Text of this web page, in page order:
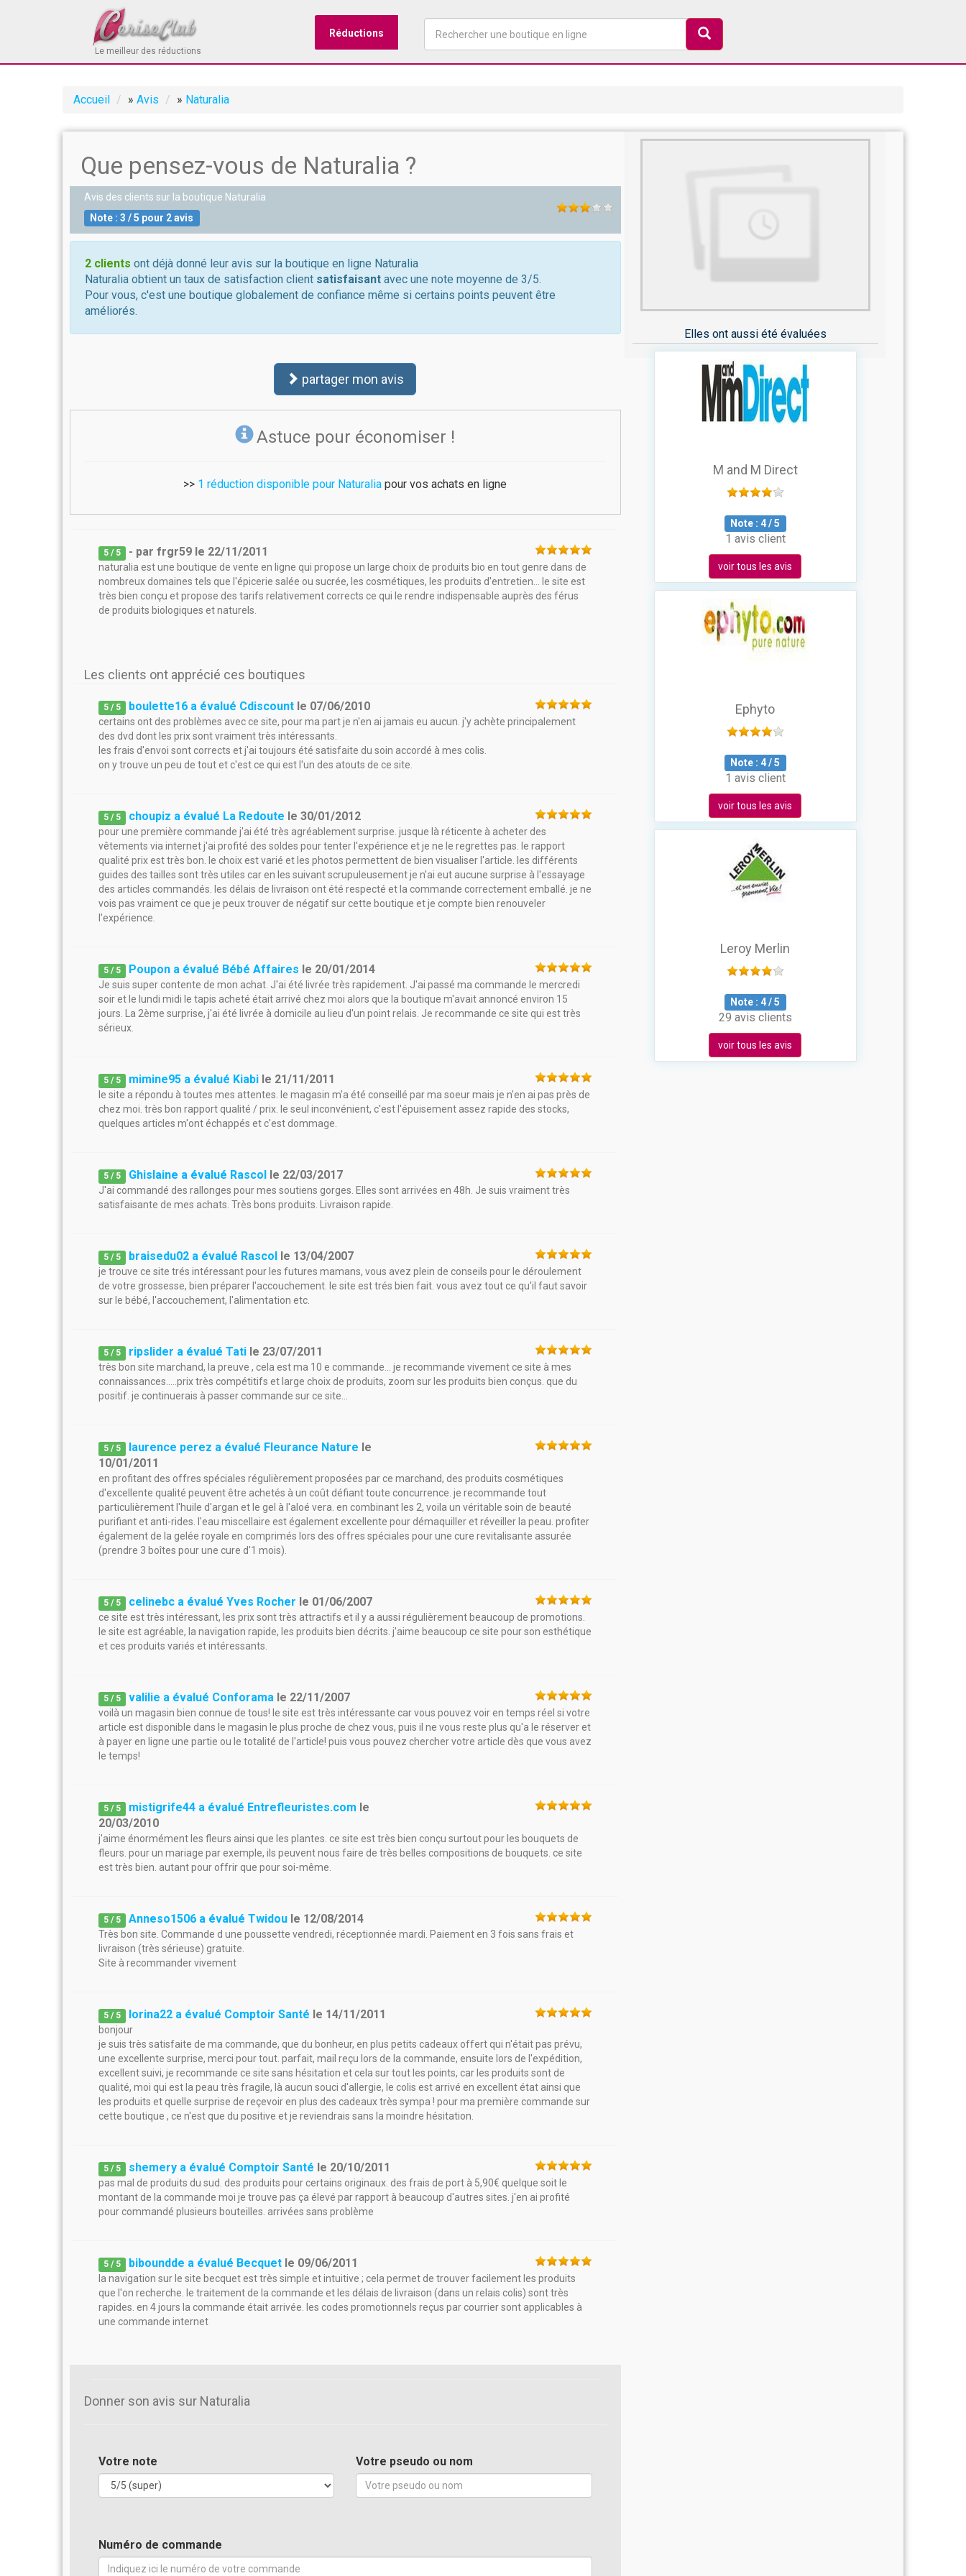
Le meilleur des réductions
Réductions
Accueil » Avis » Naturalia
Que pensez-vous de Naturalia ?
Avis des clients sur la boutique Naturalia
Note :3 /5 pour 2avis
2 clients ont déjà donné leur avis sur la boutique en ligne Naturalia
Naturalia obtient un taux de satisfaction client satisfaisant avec une note moyenne de 3/5.
Pour vous, c'est une boutique globalement de confiance même si certains points peuvent être
améliorés.
partager mon avis
Astuce pour économiser !
>> 1 réduction disponible pour Naturalia pour vos achats en ligne
5 / 5 - parfrgr59 le 22/11/2011
naturalia est une boutique de vente en ligne qui propose un large choix de produits bio en tout genre dans de
nombreux domaines tels que l'épicerie salée ou sucrée, les cosmétiques, les produits d'entretien... le site est
très bien conçu et propose des tarifs relativement corrects ce qui le rendre indispensable auprès des férus
de produits biologiques et naturels.
Les clients ont apprécié ces boutiques
5 / 5 boulette16 a évalué Cdiscount le 07/06/2010
certains ont des problèmes avec ce site, pour ma part je n'en ai jamais eu aucun. j'y achète principalement
des dvd dont les prix sont vraiment très intéressants.
les frais d'envoi sont corrects et j'ai toujours été satisfaite du soin accordé à mes colis.
on y trouve un peu de tout et c'est ce qui est l'un des atouts de ce site.
5 / 5 choupiz a évalué La Redoute le30/01/2012
pour une première commande j'ai été très agréablement surprise. jusque là réticente à acheter des
vêtements via internet j'ai profité des soldes pour tenter l'expérience et je ne le regrettes pas. le rapport
qualité prix est très bon. le choix est varié et les photos permettent de bien visualiser l'article. les différents
guides des tailles sont très utiles car en les suivant scrupuleusement je n'ai eut aucune surprise à l'essayage
des articles commandés. les délais de livraison ont été respecté et la commande correctement emballé. je ne
vois pas vraiment ce que je peux trouver de négatif sur cette boutique et je compte bien renouveler
l'expérience.
5 / 5 Poupon a évalué Bébé Affaires le 20/01/2014
Je suis super contente de mon achat. J'ai été livrée très rapidement. J'ai passé ma commande le mercredi
soir et le lundi midi le tapis acheté était arrivé chez moi alors que la boutique m'avait annoncé environ 15
jours. La 2ème surprise, j'ai été livrée à domicile au lieu d'un point relais. Je recommande ce site qui est très
sérieux.
5 / 5 mimine95 a évalué Kiabi le 21/11/2011
le site a répondu à toutes mes attentes. le magasin m'a été conseillé par ma soeur mais je n'en ai pas près de
chez moi. très bon rapport qualité / prix. le seul inconvénient, c'est l'épuisement assez rapide des stocks,
quelques articles m'ont échappés et c'est dommage.
5 / 5 Ghislaine a évalué Rascol le 22/03/2017
J'ai commandé des rallonges pour mes soutiens gorges. Elles sont arrivées en 48h. Je suis vraiment très
satisfaisante de mes achats. Très bons produits. Livraison rapide.
5 / 5 braisedu02 a évalué Rascol le 13/04/2007
je trouve ce site trés intéressant pour les futures mamans, vous avez plein de conseils pour le déroulement
de votre grossesse, bien préparer l'accouchement. le site est trés bien fait. vous avez tout ce qu'il faut savoir
sur le bébé, l'accouchement, l'alimentation etc.
5 / 5 ripslider a évalué Tati le 23/07/2011
très bon site marchand, la preuve , cela est ma 10 e commande... je recommande vivement ce site à mes
connaissances.....prix très compétitifs et large choix de produits, zoom sur les produits bien conçus. que du
positif. je continuerais à passer commande sur ce site...
5 / 5 laurence perez a évalué Fleurance Nature le
10/01/2011
en profitant des offres spéciales régulièrement proposées par ce marchand, des produits cosmétiques
d'excellente qualité peuvent être achetés à un coût défiant toute concurrence. je recommande tout
particulièrement l'huile d'argan et le gel à l'aloé vera. en combinant les 2, voila un véritable soin de beauté
purifiant et anti-rides. l'eau miscellaire est également excellente pour démaquiller et réveiller la peau. profiter
également de la gelée royale en comprimés lors des offres spéciales pour une cure revitalisante assurée
(prendre 3 boîtes pour une cure d'1 mois).
5 / 5 celinebc a évalué Yves Rocher le 01/06/2007
ce site est très intéressant, les prix sont très attractifs et il y a aussi régulièrement beaucoup de promotions.
le site est agréable, la navigation rapide, les produits bien décrits. j'aime beaucoup ce site pour son esthétique
et ces produits variés et intéressants.
5 / 5 valilie a évalué Conforama le 22/11/2007
voilà un magasin bien connue de tous! le site est très intéressante car vous pouvez voir en temps réel si votre
article est disponible dans le magasin le plus proche de chez vous, puis il ne vous reste plus qu'a le réserver et
à payer en ligne une partie ou le totalité de l'article! puis vous pouvez chercher votre article dès que vous avez
le temps!
5 / 5 mistigrife44 a évalué Entrefleuristes.com le
20/03/2010
j'aime énormément les fleurs ainsi que les plantes. ce site est très bien conçu surtout pour les bouquets de
fleurs. pour un mariage par exemple, ils peuvent nous faire de très belles compositions de bouquets. ce site
est très bien. autant pour offrir que pour soi-même.
5 / 5 Anneso1506 a évalué Twidou le 12/08/2014
Très bon site. Commande d une poussette vendredi, réceptionnée mardi. Paiement en 3 fois sans frais et
livraison (très sérieuse) gratuite.
Site à recommander vivement
5 / 5 lorina22 a évalué Comptoir Santé le 14/11/2011
bonjour
je suis très satisfaite de ma commande, que du bonheur, en plus petits cadeaux offert qui n'était pas prévu,
une excellente surprise, merci pour tout. parfait, mail reçu lors de la commande, ensuite lors de l'expédition,
excellent suivi, je recommande ce site sans hésitation et cela sur tout les points, car les produits sont de
qualité, moi qui est la peau très fragile, là aucun souci d'allergie, le colis est arrivé en excellent état ainsi que
les produits et quelle surprise de reçevoir en plus des cadeaux très sympa ! pour ma première commande sur
cette boutique , ce n'est que du positive et je reviendrais sans la moindre hésitation.
5 / 5 shemery a évalué Comptoir Santé le 20/10/2011
pas mal de produits du sud. des produits pour certains originaux. des frais de port à 5,90€ quelque soit le
montant de la commande moi je trouve pas ça élevé par rapport à beaucoup d'autres sites. j'en ai profité
pour commandé plusieurs bouteilles. arrivées sans problème
5 / 5 biboundde a évalué Becquet le 09/06/2011
la navigation sur le site becquet est très simple et intuitive ; cela permet de trouver facilement les produits
que l'on recherche. le traitement de la commande et les délais de livraison (dans un relais colis) sont très
rapides. en 4 jours la commande était arrivée. les codes promotionnels reçus par courrier sont applicables à
une commande internet
Donner son avis sur Naturalia
Votre note Votre pseudo ou nom
Numéro de commande
Elles ont aussi été évaluées
M and M Direct
Note : 4/5
1 avis client
voir tous les avis
Ephyto
Note : 4/5
1 avis client
voir tous les avis
Leroy Merlin
Note : 4/5
29 avis clients
voir tous les avis